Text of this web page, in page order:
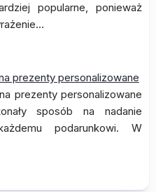
popularne, ponieważ
prezenty personalizowane
prezenty personalizowane
sposób na nadanie
podarunkowi. W